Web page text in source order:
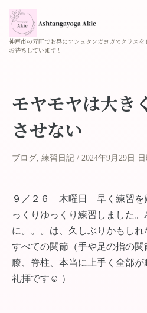
神戸市の元町でお昼にアシュタンガヨガのクラス
お待ちしています！
モヤモヤは大き
させない
ブログ, 練習日記 2024年9月29日 日
９／２６ 木曜日 早く練習を
っくりゆっくり練習しました
に。。。は、久しぶりかもしれ
すべての関節（手や足の指の関
膝、脊柱、本当に上手く全部
礼拝です☺︎ ）